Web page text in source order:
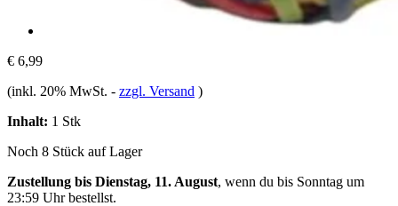
€ 6,99
(inkl. 20% MwSt. - zzgl. Versand )
Inhalt: 1 Stk
Noch 8 Stück auf Lager
Zustellung bis Dienstag, 11. August, wenn du bis Sonntag um
23:59 Uhrbestellst.